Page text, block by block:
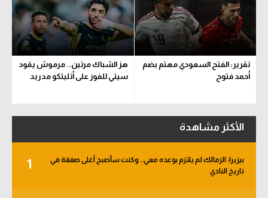
تقرير: الفتح السعودي مهتم بضم
أحمد فتوح
هز الشباك مرتين.. مرموش يقود
سيتي للفوز على أتليتكو مدريد
الأكثر مشاهدة
1
بيزيرا: الزمالك لم يلتزم بوعده معي.. وكنت سأصبح أغلى صفقة في
تاريخ النادي